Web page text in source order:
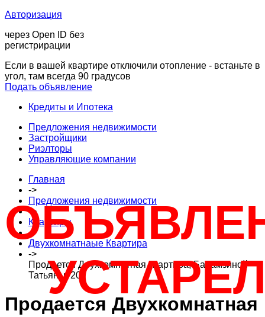
Авторизация
через Open ID без
регистрирации
Если в вашей квартире отключили отопление - встаньте в
угол, там всегда 90 градусов
Подать объявление
Кредиты и Ипотека
Предложения недвижимости
Застройщики
Риэлторы
Управляющие компании
Главная
->
Предложения недвижимости
->
Квартиры
->
Двухкомнатнаые Квартира
->
Продается Двухкомнатная квартира, Барамзиной
Татьяны, 20
Продается Двухкомнатная